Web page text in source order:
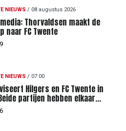
NIEUWS / 08 augustus 2026
Thorvaldsen maakt de
naar FC Twente
9
NIEUWS / 07:00
Hilgers en FC Twente in
partijen hebben elkaar
6